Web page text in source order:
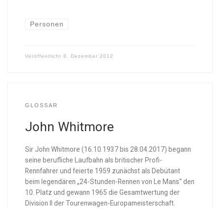
Personen
Veröffentlicht 8. Dezember 2012
GLOSSAR
John Whitmore
Sir John Whitmore (16.10.1937 bis 28.04.2017) begann
seine berufliche Laufbahn als britischer Profi-
Rennfahrer und feierte 1959 zunächst als Debütant
beim legendären „24-Stunden-Rennen von Le Mans“ den
10. Platz und gewann 1965 die Gesamtwertung der
Division II der Tourenwagen-Europameisterschaft.